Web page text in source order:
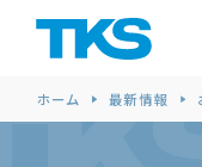
ホーム 最新情報